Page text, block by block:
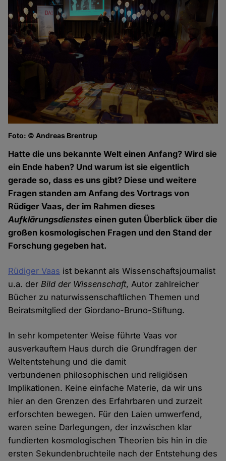
Foto: © Andreas Brentrup
Hatte die uns bekannte Welt einen Anfang? Wird sie
ein Ende haben? Und warum ist sie eigentlich
gerade so, dass es uns gibt? Diese und weitere
Fragen standen am Anfang des Vortrags von
Rüdiger Vaas, der im Rahmen dieses
Aufklärungsdienstes einen guten Überblick über die
großen kosmologischen Fragen und den Stand der
Forschung gegeben hat.
Rüdiger Vaas ist bekannt als Wissenschaftsjournalist
u.a. derBild der Wissenschaft, Autor zahlreicher
Bücher zu naturwissenschaftlichen Themen und
Beiratsmitglied der Giordano-Bruno-Stiftung.
In sehr kompetenter Weise führte Vaas vor
ausverkauftem Haus durch die Grundfragen der
Weltentstehung und die damit
verbundenen philosophischen und religiösen
Implikationen. Keine einfache Materie, da wir uns
hier an den Grenzen des Erfahrbaren und zurzeit
erforschten bewegen. Für den Laien umwerfend,
waren seine Darlegungen, der inzwischen klar
fundierten kosmologischen Theorien bis hin in die
ersten Sekundenbruchteile nach der Entstehung des